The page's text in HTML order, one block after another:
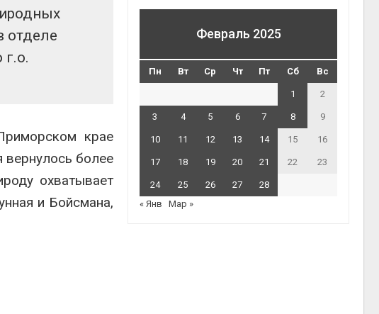
отделе
крае
вернулось более
охватывает
и Бойсмана,
Февраль 2025
Пн Вт Ср Чт Пт Сб Вс
1 2
3 4 5 6 7 8 9
10 11 12 13 14 15 16
17 18 19 20 21 22 23
24 25 26 27
28
« Янв
Мар »